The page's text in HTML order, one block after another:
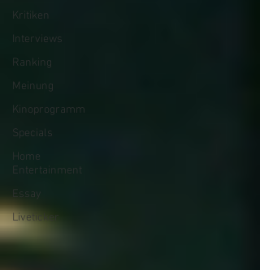
Kritiken
Interviews
Ranking
Meinung
Kinoprogramm
Specials
Home
Entertainment
Essay
Liveticker